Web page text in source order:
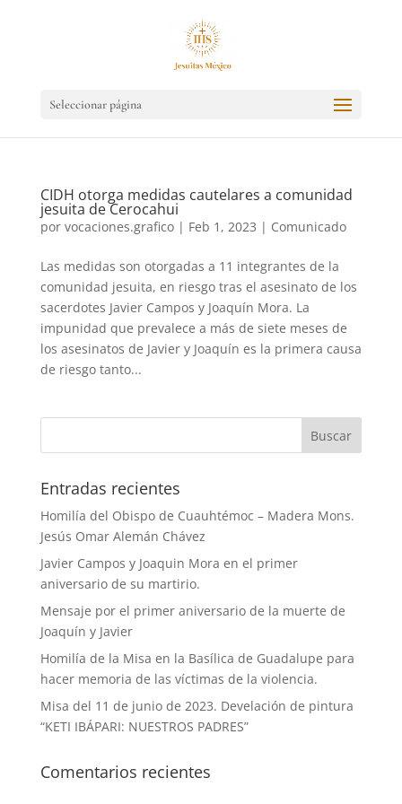
Seleccionar página
CIDH otorga medidas cautelares a comunidad
jesuita de Cerocahui
por vocaciones.grafico| Feb 1, 2023 | Comunicado
Las medidas son otorgadas a 11 integrantes de la
comunidad jesuita, en riesgo tras el asesinato de los
sacerdotes Javier Campos y Joaquín Mora. La
impunidad que prevalece a más de siete meses de
los asesinatos de Javier y Joaquín es la primera causa
de riesgo tanto...
Entradas recientes
Homilía del Obispo de Cuauhtémoc – Madera Mons.
Jesús Omar Alemán Chávez
Javier Campos y Joaquin Mora en el primer
aniversario de su martirio.
Mensaje por el primer aniversario de la muerte de
Joaquín y Javier
Homilía de la Misa en la Basílica de Guadalupe para
hacer memoria de las víctimas de la violencia.
Misa del 11 de junio de 2023. Develación de pintura
“KETI IBÁPARI: NUESTROS PADRES”
Comentarios recientes